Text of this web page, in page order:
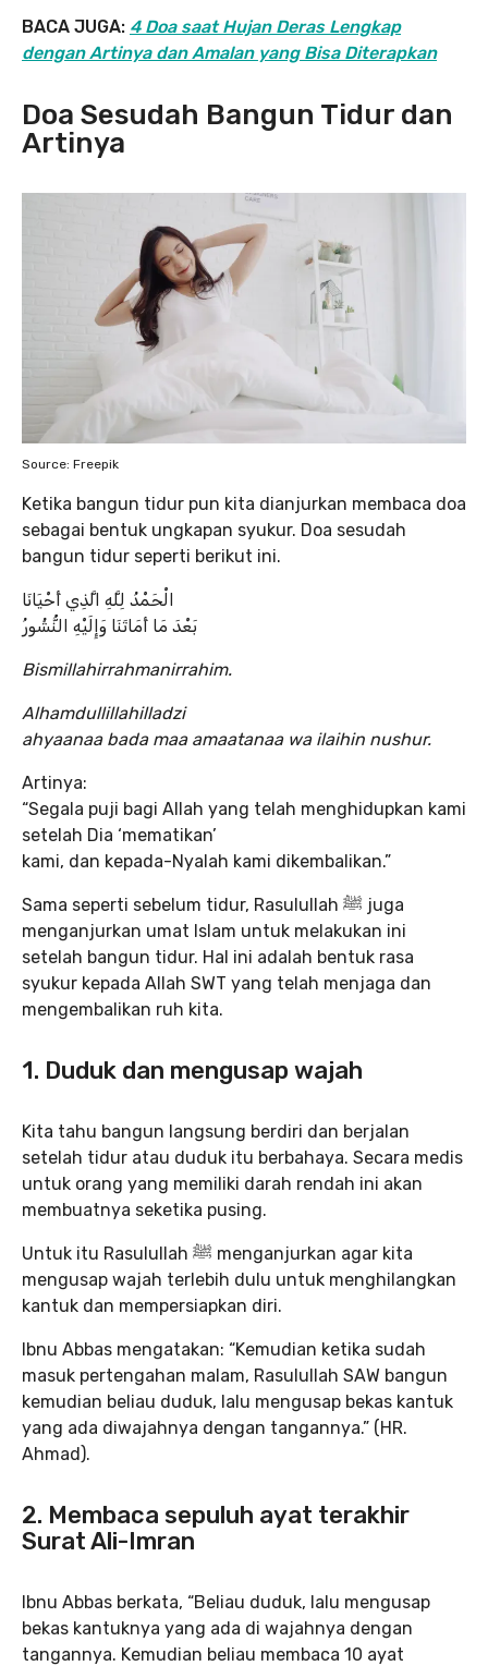
BACA JUGA: 4 Doa saat Hujan Deras Lengkap
dengan Artinya dan Amalan yang Bisa Diterapkan
Doa Sesudah Bangun Tidur dan
Artinya
Source: Freepik
Ketika bangun tidur pun kita dianjurkan membaca doa
sebagai bentuk ungkapan syukur. Doa sesudah
bangun tidur seperti berikut ini.
الْحَمْدُ لِلَّهِ الَّذِي أَحْيَانَا
بَعْدَ مَا أَمَاتَنَا وَإِلَيْهِ النُّشُورُ
Bismillahirrahmanirrahim.
Alhamdullillahilladzi
ahyaanaa bada maa amaatanaa wa ilaihin nushur.
Artinya:
“Segala puji bagi Allah yang telah menghidupkan kami
setelah Dia ‘mematikan’
kami, dan kepada-Nyalah kami dikembalikan.”
Sama seperti sebelum tidur, Rasulullah ﷺ juga
menganjurkan umat Islam untuk melakukan ini
setelah bangun tidur. Hal ini adalah bentuk rasa
syukur kepada Allah SWT yang telah menjaga dan
mengembalikan ruh kita.
1. Duduk dan mengusap wajah
Kita tahu bangun langsung berdiri dan berjalan
setelah tidur atau duduk itu berbahaya. Secara medis
untuk orang yang memiliki darah rendah ini akan
membuatnya seketika pusing.
Untuk itu Rasulullah ﷺ menganjurkan agar kita
mengusap wajah terlebih dulu untuk menghilangkan
kantuk dan mempersiapkan diri.
Ibnu Abbas mengatakan: “Kemudian ketika sudah
masuk pertengahan malam, Rasulullah SAW bangun
kemudian beliau duduk, lalu mengusap bekas kantuk
yang ada diwajahnya dengan tangannya.” (HR.
Ahmad).
2. Membaca sepuluh ayat terakhir
Surat Ali-Imran
Ibnu Abbas berkata, “Beliau duduk, lalu mengusap
bekas kantuknya yang ada di wajahnya dengan
tangannya. Kemudian beliau membaca 10 ayat